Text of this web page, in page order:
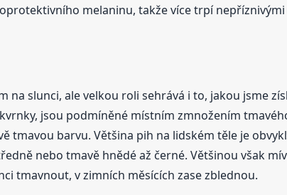
melaninu, takže více trpí
slunci, ale velkou roli sehrává i to, jakou jsme
jsou podmíněné místním zmnožením
tmavou barvu. Většina pih na lidském těle je
nebo tmavě hnědé až černé. Většinou však
tmavnout, v zimních měsících zase zblednou.